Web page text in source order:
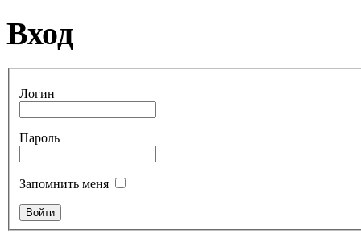
Вход
Логин
Пароль
Запомнить меня